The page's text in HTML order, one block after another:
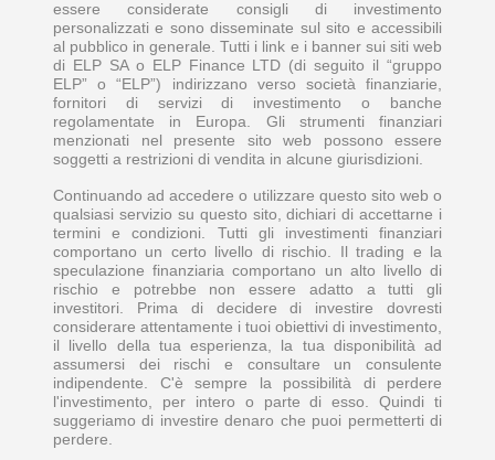
essere considerate consigli di investimento
personalizzati e sono disseminate sul sito e accessibili
al pubblico in generale. Tutti i link e i banner sui siti web
di ELP SA o ELP Finance LTD (di seguito il “gruppo
ELP” o “ELP”) indirizzano verso società finanziarie,
fornitori di servizi di investimento o banche
regolamentate in Europa. Gli strumenti finanziari
menzionati nel presente sito web possono essere
soggetti a restrizioni di vendita in alcune giurisdizioni.
Continuando ad accedere o utilizzare questo sito web o
qualsiasi servizio su questo sito, dichiari di accettarne i
termini e condizioni. Tutti gli investimenti finanziari
comportano un certo livello di rischio. Il trading e la
speculazione finanziaria comportano un alto livello di
rischio e potrebbe non essere adatto a tutti gli
investitori. Prima di decidere di investire dovresti
considerare attentamente i tuoi obiettivi di investimento,
il livello della tua esperienza, la tua disponibilità ad
assumersi dei rischi e consultare un consulente
indipendente. C'è sempre la possibilità di perdere
l'investimento, per intero o parte di esso. Quindi ti
suggeriamo di investire denaro che puoi permetterti di
perdere.